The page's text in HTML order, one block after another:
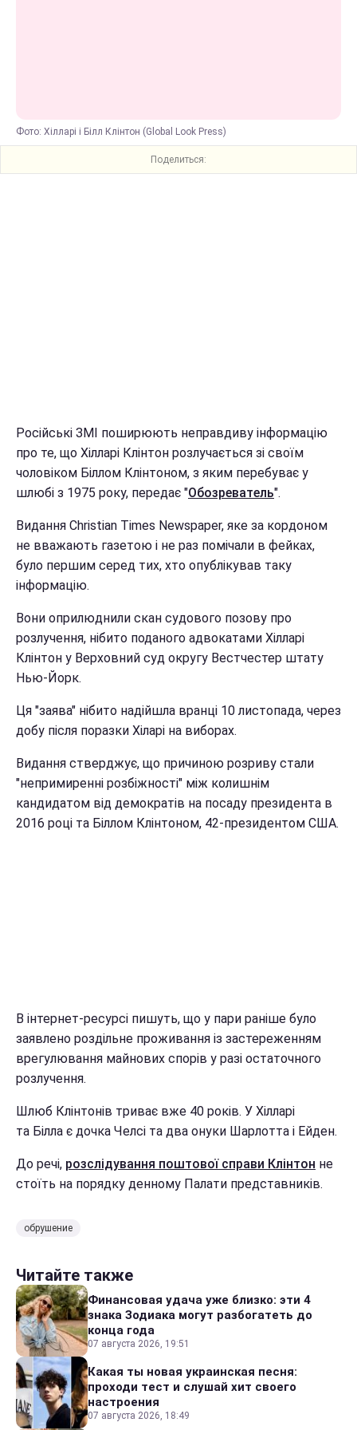
Фото: Хілларі і Білл Клінтон (Global Look Press)
Поделиться:
Російські ЗМІ поширюють неправдиву інформацію
про те, що Хілларі Клінтон розлучається зі своїм
чоловіком Біллом Клінтоном, з яким перебуває у
шлюбі з 1975 року, передає "Обозреватель".
Видання Christian Times Newspaper, яке за кордоном
не вважають газетою і не раз помічали в фейках,
було першим серед тих, хто опублікував таку
інформацію.
Вони оприлюднили скан судового позову про
розлучення, нібито поданого адвокатами Хілларі
Клінтон у Верховний суд округу Вестчестер штату
Нью-Йорк.
Ця "заява" нібито надійшла вранці 10 листопада, через
добу після поразки Хіларі на виборах.
Видання стверджує, що причиною розриву стали
"непримиренні розбіжності" між колишнім
кандидатом від демократів на посаду президента в
2016 році та Біллом Клінтоном, 42-президентом США.
В інтернет-ресурсі пишуть, що у пари раніше було
заявлено роздільне проживання із застереженням
врегулювання майнових спорів у разі остаточного
розлучення.
Шлюб Клінтонів триває вже 40 років. У Хілларі
та Білла є дочка Челсі та два онуки Шарлотта і Ейден.
До речі, розслідування поштової справи Клінтон не
стоїть на порядку денному Палати представників.
обрушение
Читайте также
Финансовая удача уже близко: эти 4
знака Зодиака могут разбогатеть до
конца года
07 августа 2026, 19:51
Какая ты новая украинская песня:
проходи тест и слушай хит своего
настроения
07 августа 2026, 18:49